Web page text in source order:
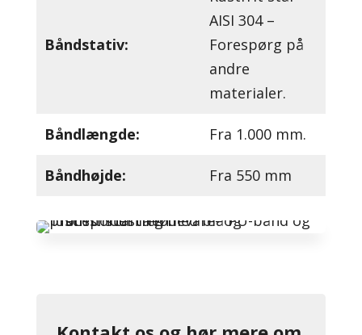
Båndstativ:
AISI 304 –
Forespørg på
andre
materialer.
Båndlængde: Fra 1.000 mm.
Båndhøjde: Fra 550 mm